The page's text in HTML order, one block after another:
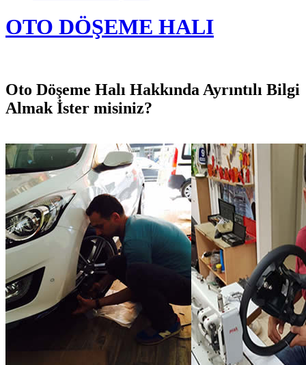
OTO DÖŞEME HALI
Oto Döşeme Halı Hakkında Ayrıntılı Bilgi
Almak İster misiniz?